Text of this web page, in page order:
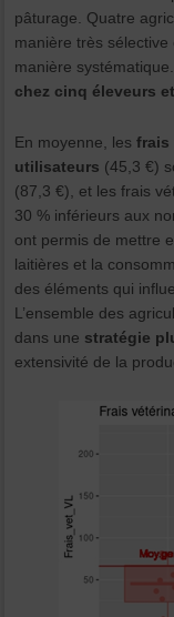
pâturage. Quatre
manière très
manière
chez cinq éleveurs
En moyenne, lesfrais
utilisateurs (45,3 €)
(87,3 €), et les frais
30 % inférieurs aux
ont permis de mettre
laitières et la
des éléments qui
L’ensemble des
dans une stratégie
extensivité de la